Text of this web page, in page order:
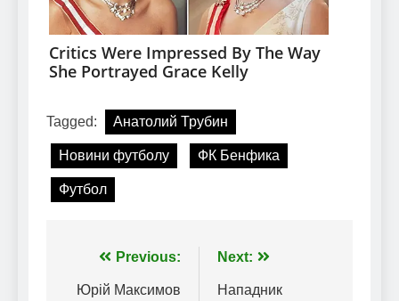
Tagged: Анатолий Трубин
Новини футболу ФК Бенфика
Футбол
Навігація
записів
Previous:
Юрій Максимов
Next:
Нападник